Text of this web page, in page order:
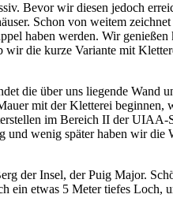
Bevor wir diesen jedoch
Schon von weitem
haben werden. Wir
die kurze Variante mit
die über uns liegende Wand
mit der Kletterei beginnen,
im Bereich II der
wenig später haben wir die
der Insel, der Puig Major.
ein etwas 5 Meter tiefes